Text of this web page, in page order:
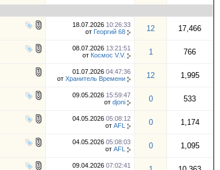
18.07.2026 10:26:33
от Георгий 68 12 17,466
08.07.2026 13:21:51
от Космос V.V. 1 766
01.07.2026 04:47:36
от Хранитель Времени 12 1,995
09.05.2026 15:59:47
от djoni 0 533
04.05.2026 05:08:12
от AFL 0 1,174
04.05.2026 05:08:03
от AFL 0 1,095
09.04.2026 07:02:41